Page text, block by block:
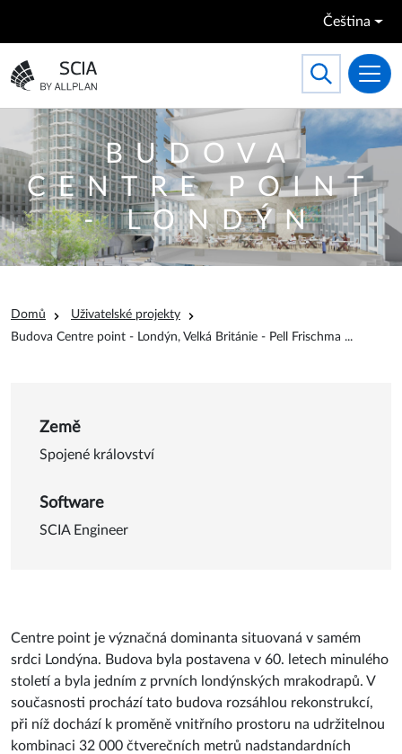
Čeština
Přejít na domovskou stránku
Toggle
Search
BUDOVA
CENTRE POINT
- LONDÝN
Drobečková navigace
Domů
Uživatelské projekty
Budova Centre point - Londýn, Velká Británie - Pell Frischma ...n
Detail o Budova Centre
Země
Spojené království
Software
SCIA Engineer
Centre point je význačná dominanta situovaná v samém
srdci Londýna. Budova byla postavena v 60. letech minulého
století a byla jedním z prvních londýnských mrakodrapů. V
současnosti prochází tato budova rozsáhlou rekonstrukcí,
při níž dochází k proměně vnitřního prostoru na udržitelnou
kombinaci 32 000 čtverečních metrů nadstandardních